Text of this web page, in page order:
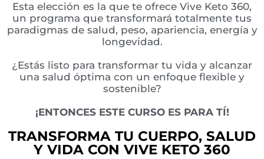
Esta elección es la que te ofrece Vive Keto 360,
un programa que transformará totalmente tus
paradigmas de salud, peso, apariencia, energía y
longevidad.
¿Estás listo para transformar tu vida y alcanzar
una salud óptima con un enfoque flexible y
sostenible?
¡ENTONCES ESTE CURSO ES PARA TÍ!
TRANSFORMA TU CUERPO, SALUD
Y VIDA CON VIVE KETO 360